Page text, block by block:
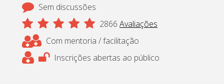
Sem discussões
2866 Avaliações
Com mentoria / facilitação
Inscrições abertas ao público